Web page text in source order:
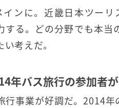
ンに。近畿日本ツー
する。どの分野でも本
考えだ。
年バス旅行の参加者
行事業が好調だ。2014